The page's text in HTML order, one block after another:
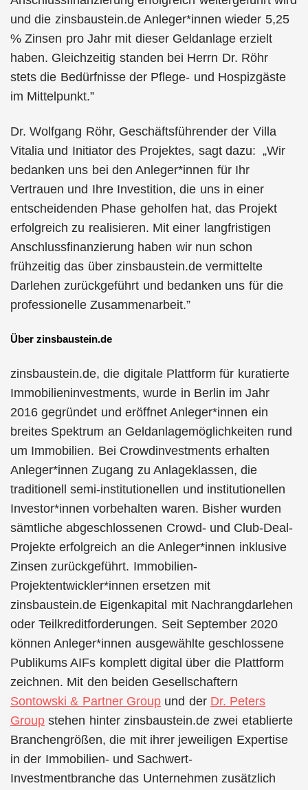
und die zinsbaustein.de Anleger*innen wieder 5,25
% Zinsen pro Jahr mit dieser Geldanlage erzielt
haben. Gleichzeitig standen bei Herrn Dr. Röhr
stets die Bedürfnisse der Pflege- und Hospizgäste
im Mittelpunkt.”
Dr. Wolfgang Röhr, Geschäftsführender der Villa
Vitalia und Initiator des Projektes, sagt dazu: „Wir
bedanken uns bei den Anleger*innen für Ihr
Vertrauen und Ihre Investition, die uns in einer
entscheidenden Phase geholfen hat, das Projekt
erfolgreich zu realisieren. Mit einer langfristigen
Anschlussfinanzierung haben wir nun schon
frühzeitig das über zinsbaustein.de vermittelte
Darlehen zurückgeführt und bedanken uns für die
professionelle Zusammenarbeit.”
Über zinsbaustein.de
zinsbaustein.de, die digitale Plattform für kuratierte
Immobilieninvestments, wurde in Berlin im Jahr
2016 gegründet und eröffnet Anleger*innen ein
breites Spektrum an Geldanlagemöglichkeiten rund
um Immobilien. Bei Crowdinvestments erhalten
Anleger*innen Zugang zu Anlageklassen, die
traditionell semi-institutionellen und institutionellen
Investor*innen vorbehalten waren. Bisher wurden
sämtliche abgeschlossenen Crowd- und Club-Deal-
Projekte erfolgreich an die Anleger*innen inklusive
Zinsen zurückgeführt. Immobilien-
Projektentwickler*innen ersetzen mit
zinsbaustein.de Eigenkapital mit Nachrangdarlehen
oder Teilkreditforderungen. Seit September 2020
können Anleger*innen ausgewählte geschlossene
Publikums AIFs komplett digital über die Plattform
zeichnen. Mit den beiden Gesellschaftern
Sontowski & Partner Groupund der Dr. Peters
Group stehen hinter zinsbaustein.de zwei etablierte
Branchengrößen, die mit ihrer jeweiligen Expertise
in der Immobilien- und Sachwert-
Investmentbranche das Unternehmen zusätzlich